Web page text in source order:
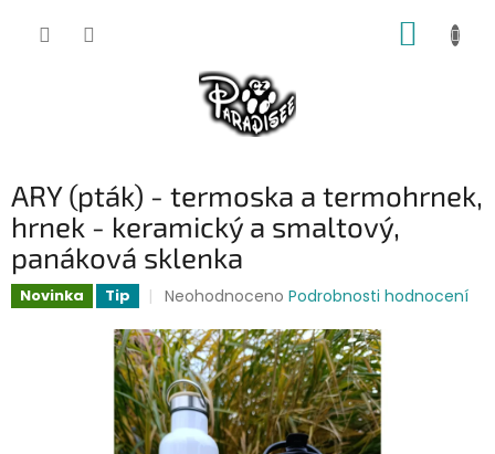
ARY (pták) - termoska a termohrnek,
hrnek - keramický a smaltový,
panáková sklenka
Novinka Tip
Průměrné
produktu
je
0,0
z
5
hvězdiček.
Neohodnoceno Podrobnosti hodnocení